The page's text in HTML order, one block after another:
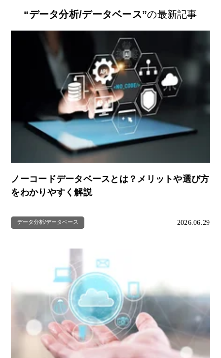
“データ分析/データベース”の最新記事
ノーコードデータベースとは？メリットや選び方
をわかりやすく解説
データ分析/データベース 2026.06.29